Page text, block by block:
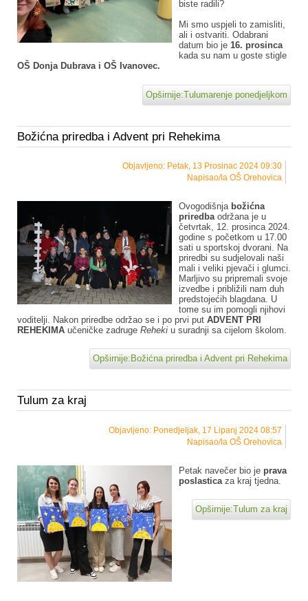
biste radili?
Mi smo uspjeli to zamisliti,
ali i ostvariti. Odabrani
datum bio je 16. prosinca
kada su nam u goste stigle
OŠ Donja Dubrava i OŠ Ivanovec.
Opširnije:Tulumarenje ponedjeljkom
Božićna priredba i Advent pri Rehekima
Objavljeno: Petak, 13 Prosinac 2024 09:30
Napisao/la OŠ Orehovica
Ovogodišnja božićna
priredbaodržana je u
četvrtak, 12. prosinca 2024.
godine s početkom u 17.00
sati u sportskoj dvorani. Na
priredbi su sudjelovali naši
mali i veliki pjevači i glumci.
Marljivo su pripremali svoje
izvedbe i približili nam duh
predstojećih blagdana. U
tome su im pomogli njihovi
voditelji. Nakon priredbe održao se i po prvi put ADVENT PRI
REHEKIMA učeničke zadruge Reheki u suradnji sa cijelom školom.
Opširnije:Božićna priredba i Advent pri Rehekima
Tulum za kraj
Objavljeno: Ponedjeljak, 17 Lipanj 2024 08:57
Napisao/la OŠ Orehovica
Petak navečer bio je prava
poslastica za kraj tjedna.
Opširnije:Tulum za kraj